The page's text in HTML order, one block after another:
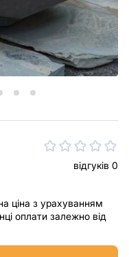
відгуків 0
ціна з урахуванням
оплати залежно від